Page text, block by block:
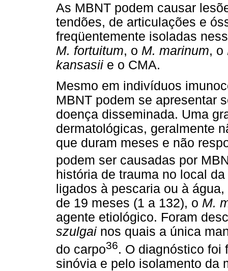
As MBNT podem causar
tendões, de articulações e
freqüentemente isoladas
M. fortuitum, o M. marinum, o
kansasii e o CMA.
Mesmo em indivíduos
MBNT podem se apresentar
doença disseminada. Uma
dermatológicas, geralmente
que duram meses e não
podem ser causadas por
história de trauma no local
ligados à pescaria ou à
de 19 meses (1 a 132), o M.
agente etiológico. Foram
szulgai nos quais a única
do carpo36. O diagnóstico foi
sinóvia e pelo isolamento da